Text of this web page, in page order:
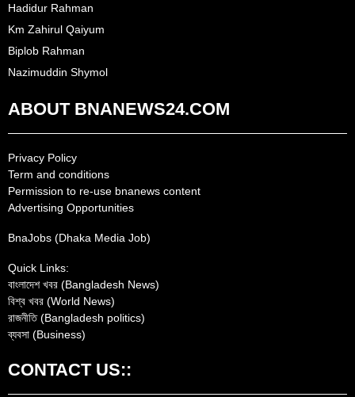
Hadidur Rahman
Km Zahirul Qaiyum
Biplob Rahman
Nazimuddin Shymol
ABOUT BNANEWS24.COM
Privacy Policy
Term and conditions
Permission to re-use bnanews content
Advertising Opportunities
BnaJobs (Dhaka Media Job)
Quick Links:
বাংলাদেশ খবর (Bangladesh News)
বিশ্ব খবর (World News)
রাজনীতি (Bangladesh politics)
ব্যবসা (Business)
CONTACT US::